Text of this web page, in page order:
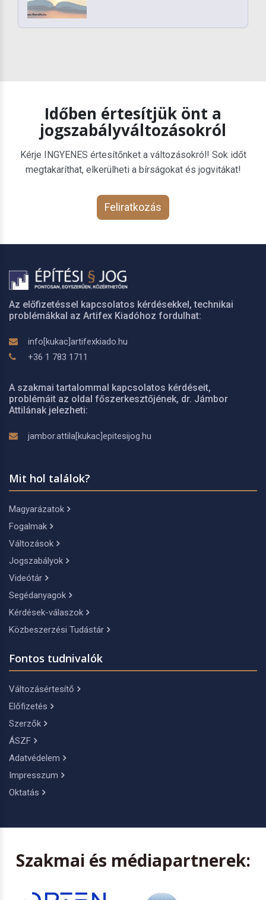
Időben értesítjük önt a
jogszabályváltozásokról
Kérje INGYENES értesítőnket a változásokról! Sok időt
megtakaríthat, elkerülheti a bírságokat és jogvitákat!
Feliratkozás
Az előfizetéssel kapcsolatos kérdésekkel, technikai
problémákkal az Artifex Kiadóhoz fordulhat:
info[kukac]artifexkiado.hu
+36 1 783 1711
A szakmai tartalommal kapcsolatos kérdéseit,
problémáit az oldal főszerkesztőjének, dr. Jámbor
Attilának jelezheti:
jambor.attila[kukac]epitesijog.hu
Mit hol találok?
Magyarázatok
Fogalmak
Változások
Jogszabályok
Videótár
Segédanyagok
Kérdések-válaszok
Közbeszerzési Tudástár
Fontos tudnivalók
Változásértesítő
Előfizetés
Szerzők
ÁSZF
Adatvédelem
Impresszum
Oktatás
Szakmai és médiapartnerek: